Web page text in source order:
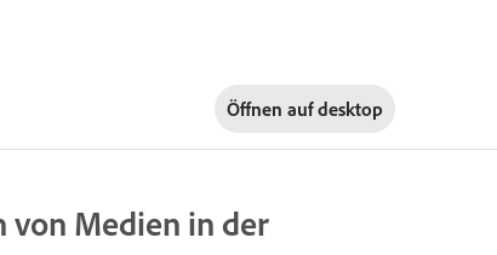
Öffnen aufdesktop
von Medien in der